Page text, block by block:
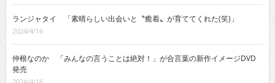
ランジャタイ 「素晴らしい出会いと〝癒着〟が育ててくれた(笑)」
2024/4/16
仲根なのか 「みんなの言うことは絶対！」が合言葉の新作イメージDVD
発売